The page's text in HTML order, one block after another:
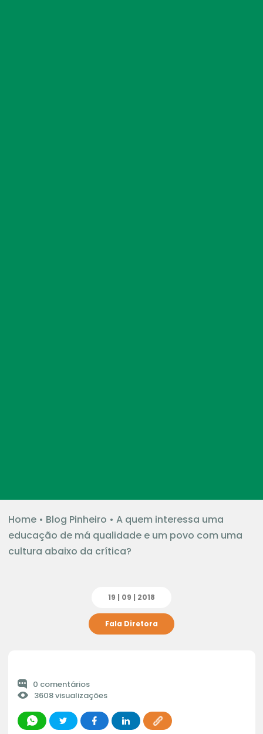
Home• Blog Pinheiro • A quem interessa uma
educação de má qualidade e um povo com uma
cultura abaixo da crítica?
19 | 09 | 2018
Fala Diretora
0 comentários
3608 visualizações